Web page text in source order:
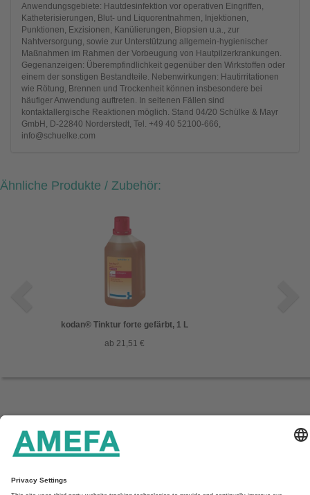
Anwendungsgebiete: Hautdesinfektion vor operativen Eingriffen,
Katheterisierungen, Blut- und Liquorentnahmen, Injektionen,
Punktionen, Exzisionen, Kanülierungen, Biopsien u.a., zur
Nahtversorgung, sowie zur Unterstützung allgemein-hygienischer
Maßnahmen im Rahmen der Vorbeugung von Hautpilzerkrankungen.
Gegenanzeigen: Überempfindlichkeit gegenüber den Wirkstoffen oder
einem der sonstigen Bestandteile. Nebenwirkungen: Hautirritationen
wie Rötung, Brennen und Trockenheit können insbesondere bei
häufiger Anwendung auftreten. In seltenen Fällen sind
kontaktallergische Reaktionen möglich. Stand 04/20 Schülke & Mayr
GmbH, D-22840 Norderstedt, Tel. +49 40 52100-666,
info@schuelke.com
Ähnliche Produkte / Zubehör:
kodan® Tinktur forte gefärbt, 1 L
ab 21,51 €
Impressum & Datenschutz
AMEFA GmbH
65549 Limburg